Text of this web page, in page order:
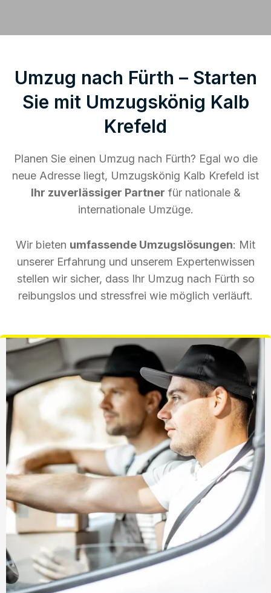
Umzug nach Fürth – Starten
Sie mit Umzugskönig Kalb
Krefeld
Planen Sie einen Umzug nach Fürth? Egal wo die
neue Adresse liegt, Umzugskönig Kalb Krefeld ist
Ihr zuverlässiger Partner für nationale &
internationale Umzüge.
Wir bieten umfassende Umzugslösungen: Mit
unserer Erfahrung und unserem Expertenwissen
stellen wir sicher, dass Ihr Umzug nach Fürth so
reibungslos und stressfrei wie möglich verläuft.